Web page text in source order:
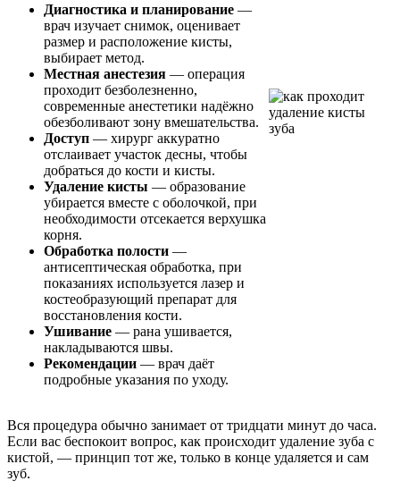
Диагностика и планирование —
врач изучает снимок, оценивает
размер и расположение кисты,
выбирает метод.
Местная анестезия — операция
проходит безболезненно,
современные анестетики надёжно
обезболивают зону вмешательства.
Доступ — хирург аккуратно
отслаивает участок десны, чтобы
добраться до кости и кисты.
Удаление кисты — образование
убирается вместе с оболочкой, при
необходимости отсекается верхушка
корня.
Обработка полости —
антисептическая обработка, при
показаниях используется лазер и
костеобразующий препарат для
восстановления кости.
Ушивание — рана ушивается,
накладываются швы.
Рекомендации — врач даёт
подробные указания по уходу.
Вся процедура обычно занимает от тридцати минут до часа.
Если вас беспокоит вопрос, как происходит удаление зуба с
кистой, — принцип тот же, только в конце удаляется и сам
зуб.